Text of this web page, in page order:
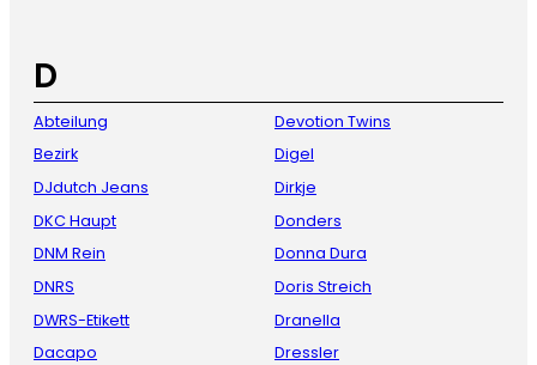
D
Abteilung
Bezirk
DJdutch Jeans
DKC Haupt
DNM Rein
DNRS
DWRS-Etikett
Dacapo
Devotion Twins
Digel
Dirkje
Donders
Donna Dura
Doris Streich
Dranella
Dressler